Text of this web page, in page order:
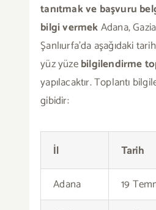
tanıtmak ve başvuru
bilgi vermekAdana,
Şanlıurfa’da aşağıdaki
yüz yüzebilgilendirme
yapılacaktır. Toplantı
gibidir:
İl Tarih
Adana 19